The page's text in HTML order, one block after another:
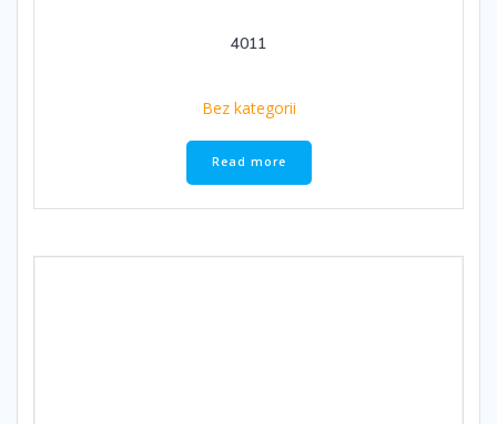
4011
Bez kategorii
Read more